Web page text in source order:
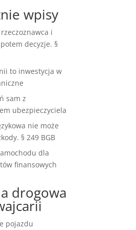
wpisy
i
decyzje. §
to inwestycja w
sam z
ubezpieczyciela
nie może
§ 249 BGB
dla
finansowych
drogowa
pojazdu